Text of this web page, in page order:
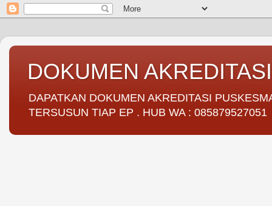
DOKUMEN
DAPATKAN DOKUMEN AKREDITASI
TERSUSUN TIAP EP . HUB WA : 085879527051